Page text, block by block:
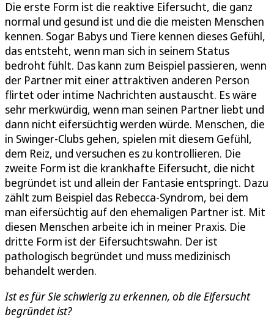
Die erste Form ist die reaktive Eifersucht, die ganz
normal und gesund ist und die die meisten Menschen
kennen. Sogar Babys und Tiere kennen dieses Gefühl,
das entsteht, wenn man sich in seinem Status
bedroht fühlt. Das kann zum Beispiel passieren, wenn
der Partner mit einer attraktiven anderen Person
flirtet oder intime Nachrichten austauscht. Es wäre
sehr merkwürdig, wenn man seinen Partner liebt und
dann nicht eifersüchtig werden würde. Menschen, die
in Swinger-Clubs gehen, spielen mit diesem Gefühl,
dem Reiz, und versuchen es zu kontrollieren. Die
zweite Form ist die krankhafte Eifersucht, die nicht
begründet ist und allein der Fantasie entspringt. Dazu
zählt zum Beispiel das Rebecca-Syndrom, bei dem
man eifersüchtig auf den ehemaligen Partner ist. Mit
diesen Menschen arbeite ich in meiner Praxis. Die
dritte Form ist der Eifersuchtswahn. Der ist
pathologisch begründet und muss medizinisch
behandelt werden.
Ist es für Sie schwierig zu erkennen, ob die Eifersucht
begründet ist?